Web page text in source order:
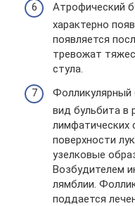
Атрофический
характерно
появляется
тревожат
стула.
Фолликулярный
вид бульбита в
лимфатических
поверхности
узелковые
Возбудителем
лямблии.
поддается